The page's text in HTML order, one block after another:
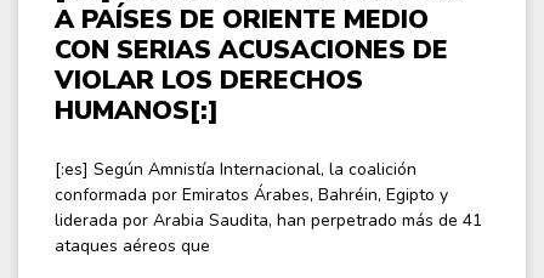
A PAÍSES DE ORIENTE MEDIO
CON SERIAS ACUSACIONES DE
VIOLAR LOS DERECHOS
HUMANOS[:]
[:es] Según Amnistía Internacional, la coalición
conformada por Emiratos Árabes, Bahréin, Egipto y
liderada por Arabia Saudita, han perpetrado más de 41
ataques aéreos que